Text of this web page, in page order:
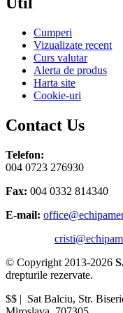
Cumperi
Vizualizate recent
Curs valutar
Alerta de produs
Harta site
Cookie-uri
Contact Us
Telefon:
004 0723 276930
Fax: 004 0332 814340
E-mail:
© Copyright 2013-2026
drepturile rezervate.
$$ | Sat Balciu, Str.